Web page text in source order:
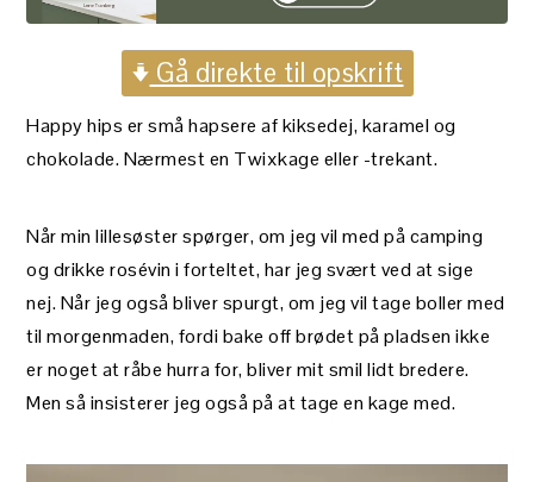
Gå direkte til opskrift
Happy hips er små hapsere af kiksedej, karamel og
chokolade. Nærmest en Twixkage eller -trekant.
Når min lillesøster spørger, om jeg vil med på camping
og drikke rosévin i forteltet, har jeg svært ved at sige
nej. Når jeg også bliver spurgt, om jeg vil tage boller med
til morgenmaden, fordi bake off brødet på pladsen ikke
er noget at råbe hurra for, bliver mit smil lidt bredere.
Men så insisterer jeg også på at tage en kage med.